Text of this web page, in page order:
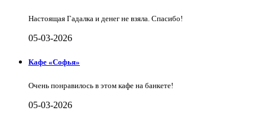
Настоящая Гадалка и денег не взяла. Спасибо!
05-03-2026
Кафе «Софья»
Очень понравилось в этом кафе на банкете!
05-03-2026